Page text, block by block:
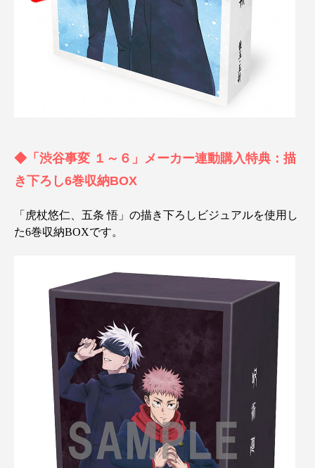
◆「渋谷事変 １～６」メーカー連動購入特典：描
き下ろし6巻収納BOX
「虎杖悠仁、五条 悟」の描き下ろしビジュアルを使用し
た6巻収納BOXです。